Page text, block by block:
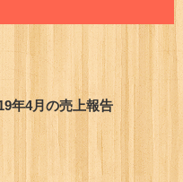
年4月の売上報告